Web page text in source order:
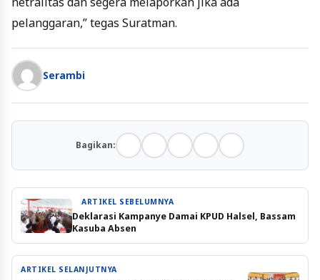
pelanggaran,” tegas Suratman.
Serambi
Bagikan:
ARTIKEL SEBELUMNYA
Deklarasi Kampanye Damai KPUD Halsel, Bassam
Kasuba Absen
ARTIKEL SELANJUTNYA